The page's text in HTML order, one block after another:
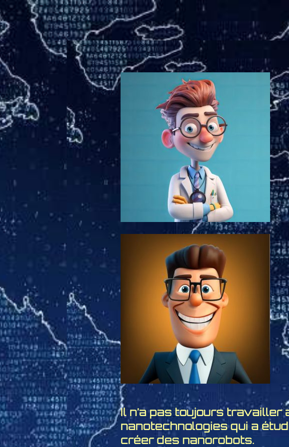
Il n’a pas toujours travailler
nanotechnologies qui a
créer des nanorobots.